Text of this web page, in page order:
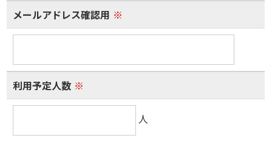
メールアドレス確認用 ※
利用予定人数 ※
人